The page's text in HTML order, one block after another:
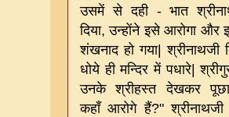
उसमें से दही -भात
दिया,उन्होंने इसे आरोगा और
शंखनाद हो गया|श्रीनाथजी
धोये ही मन्दिर में पधारे|
उनके श्रीहस्त देखकर पूछा
कहाँ आरोगे हैं?"